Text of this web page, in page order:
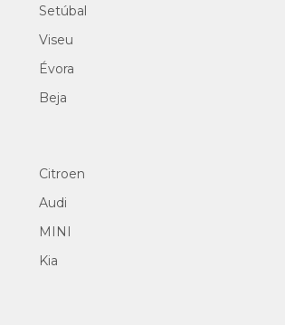
Setúbal
Viseu
Évora
Beja
Citroen
Audi
MINI
Kia